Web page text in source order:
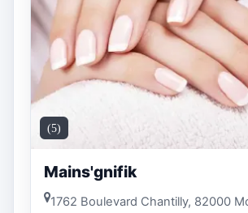
(5)
Mains'gnifik
1762 Boulevard Chantilly, 82000